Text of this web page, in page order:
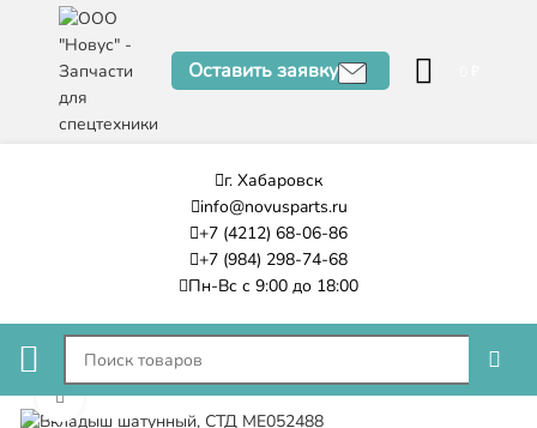
Оставить заявку
г. Хабаровск
info@novusparts.ru
+7 (4212) 68-06-86
+7 (984) 298-74-68
Пн-Вс с 9:00 до 18:00
Нажмите, чтобы увеличить